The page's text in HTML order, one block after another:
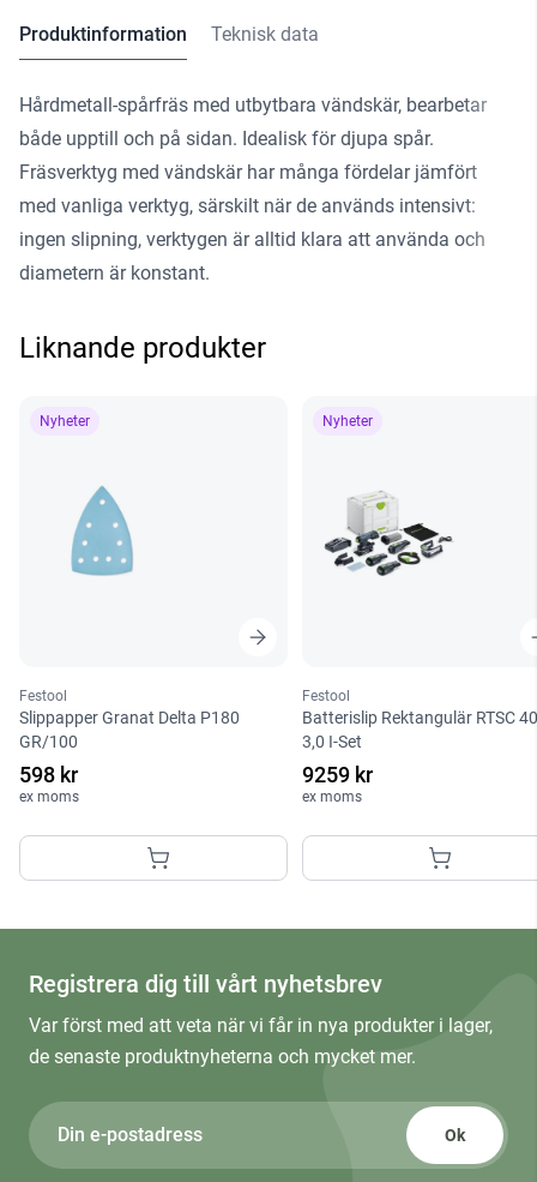
Produktinformation Teknisk data
Hårdmetall-spårfräs med utbytbara vändskär, bearbetar
både upptill och på sidan. Idealisk för djupa spår.
Fräsverktyg med vändskär har många fördelar jämfört
med vanliga verktyg, särskilt när de används intensivt:
ingen slipning, verktygen är alltid klara att använda och
diametern är konstant.
Liknande produkter
Nyheter
Festool
Slippapper Granat Delta P180
GR/100
598 kr
ex moms
Nyheter
Festool
Batterislip Rektangulär RTSC
3,0 I-Set
9259 kr
ex moms
Registrera dig till vårt nyhetsbrev
Var först med att veta när vi får in nya produkter i lager,
de senaste produktnyheterna och mycket mer.
Ok